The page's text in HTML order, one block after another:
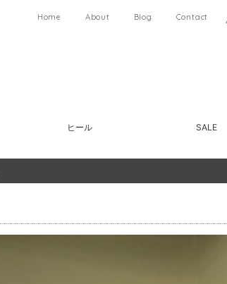
Home About Blog Contact
ヒール SALE